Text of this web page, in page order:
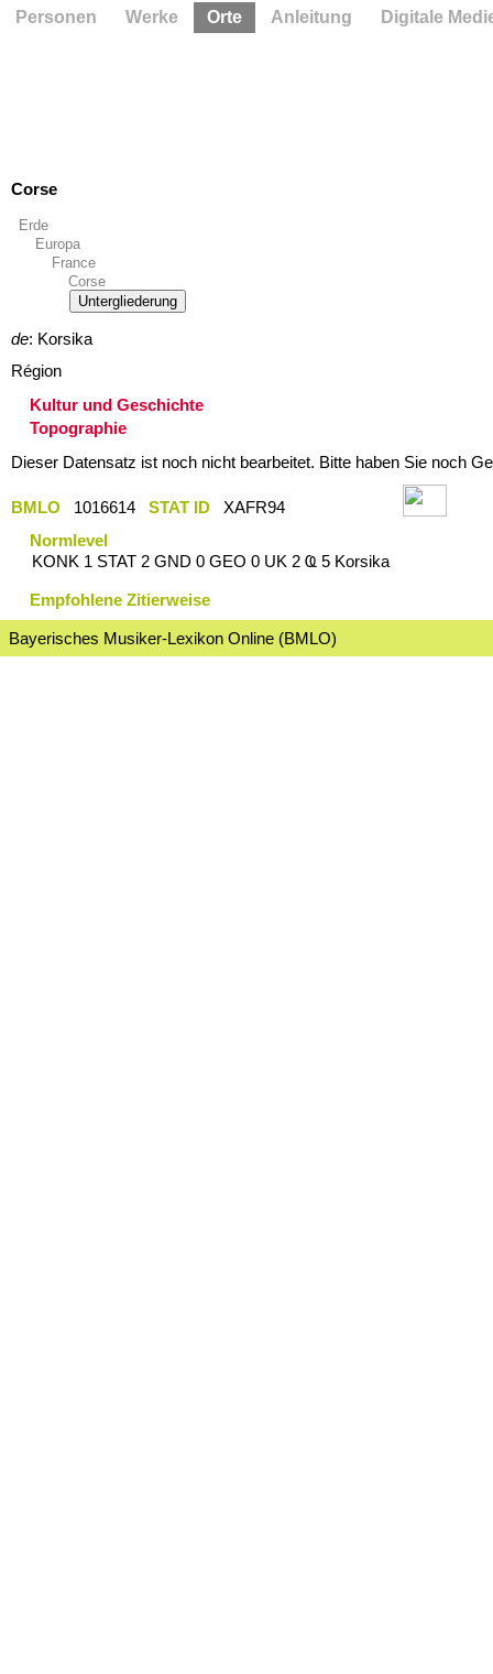
Corse
Erde
Europa
France
Corse
Untergliederung
de: Korsika
Région
Kultur und Geschichte
Topographie
Dieser Datensatz ist noch nicht bearbeitet. Bitte haben Sie noch
BMLO 1016614 STAT ID
XAFR94
Normlevel
KONK 1 STAT 2 GND 0 GEO 0 UK 2 Ҩ 5 Korsika
Empfohlene Zitierweise
Bayerisches Musiker-Lexikon Online (BMLO)
Personen Werke Orte Anleitung Digitale